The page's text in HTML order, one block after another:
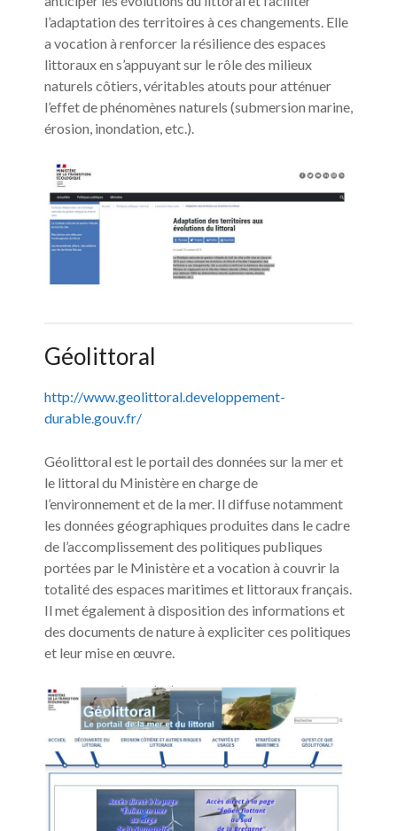
l’adaptation des territoires à ces changements. Elle
a vocation à renforcer la résilience des espaces
littoraux en s’appuyant sur le rôle des milieux
naturels côtiers, véritables atouts pour atténuer
l’effet de phénomènes naturels (submersion marine,
érosion, inondation, etc.).
Géolittoral
http://www.geolittoral.developpement-
durable.gouv.fr/
Géolittoral est le portail des données sur la mer et
le littoral du Ministère en charge de
l’environnement et de la mer. Il diffuse notamment
les données géographiques produites dans le cadre
de l’accomplissement des politiques publiques
portées par le Ministère et a vocation à couvrir la
totalité des espaces maritimes et littoraux français.
Il met également à disposition des informations et
des documents de nature à expliciter ces politiques
et leur mise en œuvre.